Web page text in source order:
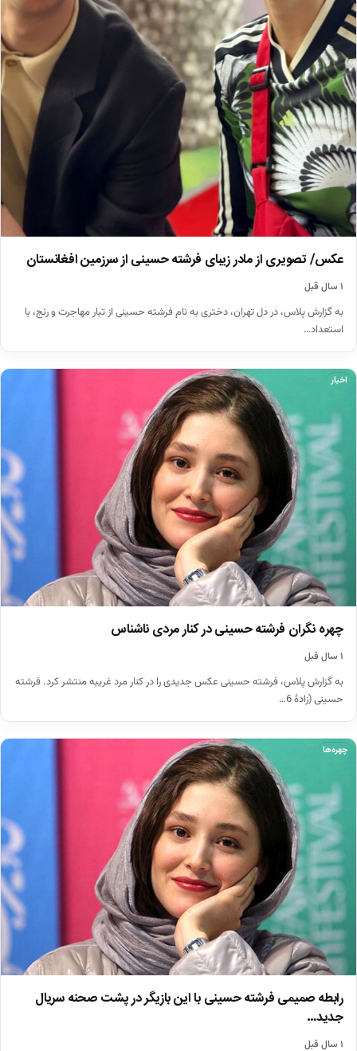
عکس/ تصویری از مادر زیبای فرشته حسینی از سرزمین افغانستان
۱ سال قبل
به گزارش پلاس، در دل تهران، دختری به نام فرشته حسینی از تبار مهاجرت و رنج، با
استعداد…
اخبار
چهره نگران ​فرشته حسینی در کنار مردی ناشناس
۱ سال قبل
به گزارش پلاس، فرشته حسینی عکس جدیدی را در کنار مرد غریبه منتشر کرد. فرشته
حسینی (زادهٔ 6…
چهره‌ها
رابطه صمیمی فرشته حسینی با این بازیگر در پشت صحنه سریال
جدید…
۱ سال قبل